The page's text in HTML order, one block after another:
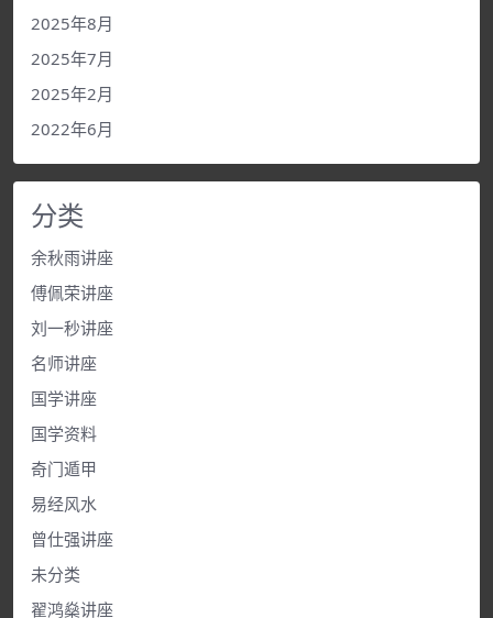
2025年8月
2025年7月
2025年2月
2022年6月
分类
余秋雨讲座
傅佩荣讲座
刘一秒讲座
名师讲座
国学讲座
国学资料
奇门遁甲
易经风水
曾仕强讲座
未分类
翟鸿燊讲座